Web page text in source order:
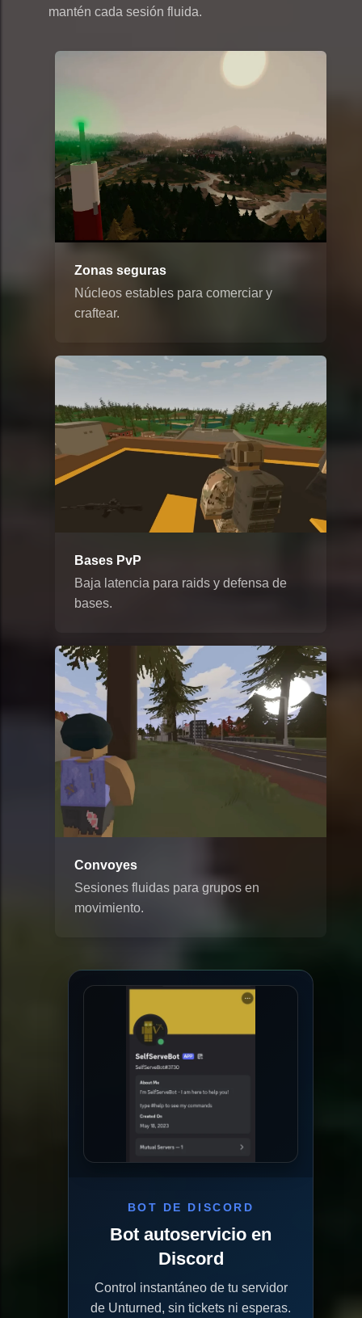
mantén cada sesión fluida.
Zonas seguras
Núcleos estables para comerciar y
craftear.
Bases PvP
Baja latencia para raids y defensa de
bases.
Convoyes
Sesiones fluidas para grupos en
movimiento.
BOT DE DISCORD
Bot autoservicio en
Discord
Control instantáneo de tu servidor
de Unturned, sin tickets ni esperas.